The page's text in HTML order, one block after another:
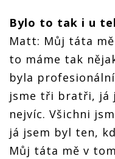
Bylo to tak i u
Matt: Můj táta
to máme tak
byla
jsme tři bratři, já
nejvíc. Všichni
já jsem byl ten,
Můj táta mě v